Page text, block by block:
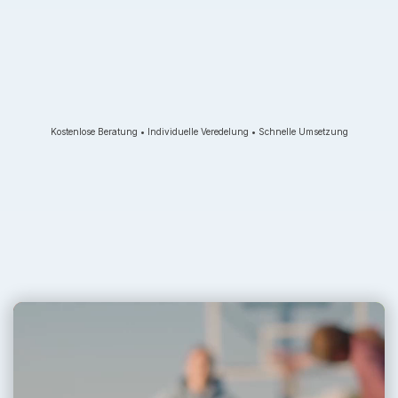
Kostenlose Beratung • Individuelle Veredelung • Schnelle Umsetzung